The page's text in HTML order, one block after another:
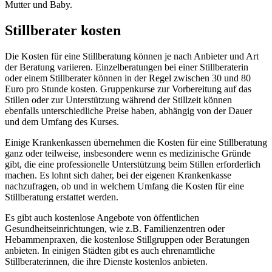
Mutter und Baby.
Stillberater kosten
Die Kosten für eine Stillberatung können je nach Anbieter und Art
der Beratung variieren. Einzelberatungen bei einer Stillberaterin
oder einem Stillberater können in der Regel zwischen 30 und 80
Euro pro Stunde kosten. Gruppenkurse zur Vorbereitung auf das
Stillen oder zur Unterstützung während der Stillzeit können
ebenfalls unterschiedliche Preise haben, abhängig von der Dauer
und dem Umfang des Kurses.
Einige Krankenkassen übernehmen die Kosten für eine Stillberatung
ganz oder teilweise, insbesondere wenn es medizinische Gründe
gibt, die eine professionelle Unterstützung beim Stillen erforderlich
machen. Es lohnt sich daher, bei der eigenen Krankenkasse
nachzufragen, ob und in welchem Umfang die Kosten für eine
Stillberatung erstattet werden.
Es gibt auch kostenlose Angebote von öffentlichen
Gesundheitseinrichtungen, wie z.B. Familienzentren oder
Hebammenpraxen, die kostenlose Stillgruppen oder Beratungen
anbieten. In einigen Städten gibt es auch ehrenamtliche
Stillberaterinnen, die ihre Dienste kostenlos anbieten.